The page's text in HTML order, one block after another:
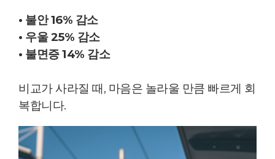
• 불안 16% 감소
• 우울 25% 감소
• 불면증 14% 감소
비교가 사라질 때, 마음은 놀라울 만큼 빠르게 회
복합니다.